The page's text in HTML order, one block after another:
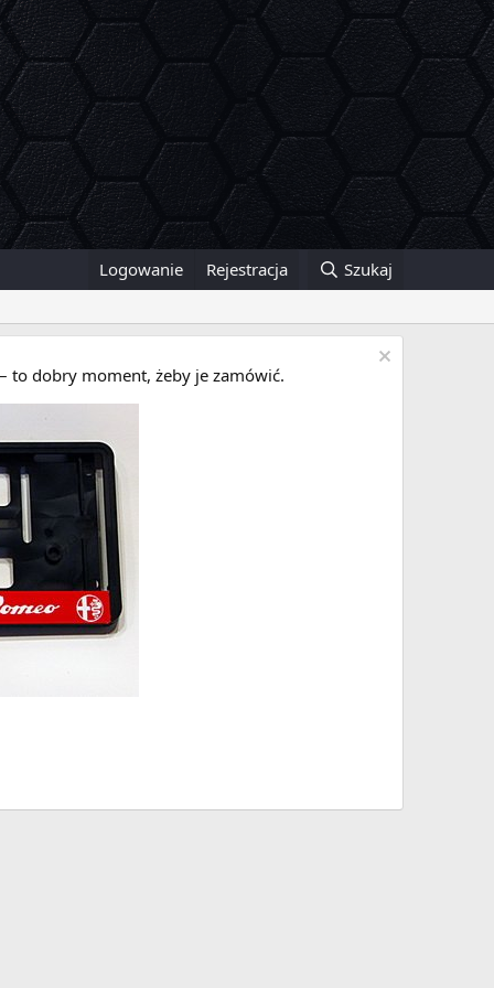
Logowanie Rejestracja Szukaj
to dobry moment, żeby je zamówić.